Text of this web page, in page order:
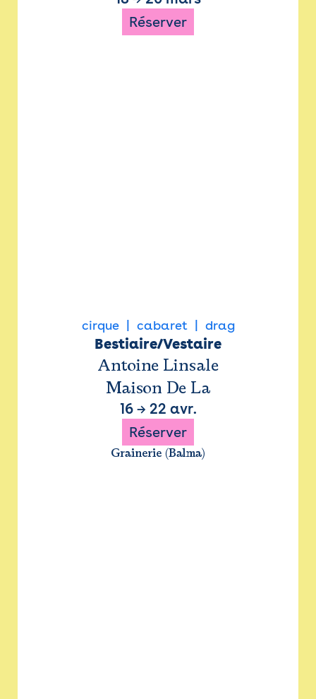
Réserver
cirque cabaret drag
Bestiaire/Vestaire
Antoine Linsale
Maison De La
16→ 22 avr.
Réserver
Grainerie (Balma)